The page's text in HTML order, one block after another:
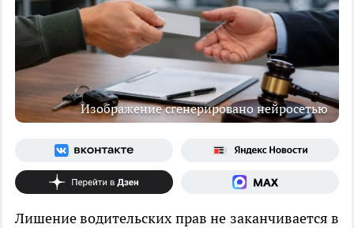
Изображение сгенерировано нейросетью
Лишение водительских прав не заканчивается в